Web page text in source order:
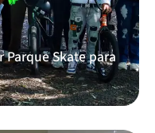
Skate para